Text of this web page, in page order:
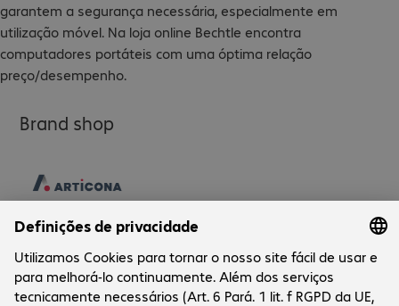
garantem a segurança necessária, especialmente em
utilização móvel. Na loja online Bechtle encontra
computadores portáteis com uma óptima relação
preço/desempenho.
Brand shop